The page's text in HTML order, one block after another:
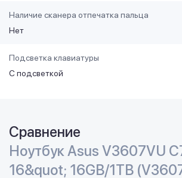
Наличие сканера отпечатка пальца
Нет
Подсветка клавиатуры
С подсветкой
Сравнение
Ноутбук Asus V3607VU
16&quot; 16GB/1TB